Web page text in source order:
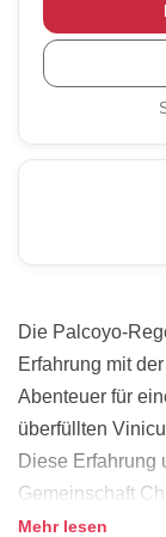
Die Palcoyo-
Erfahrung mit
Abenteuer für
überfüllten
Diese Erfahrung
Gemeinschaft
traditionelles
Mehr lesen